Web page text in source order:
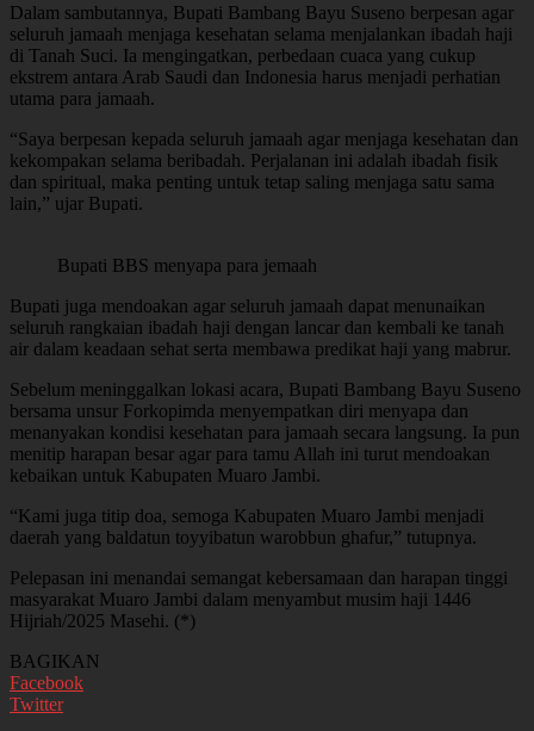
Dalam sambutannya, Bupati Bambang Bayu Suseno berpesan agar
seluruh jamaah menjaga kesehatan selama menjalankan ibadah haji
di Tanah Suci. Ia mengingatkan, perbedaan cuaca yang cukup
ekstrem antara Arab Saudi dan Indonesia harus menjadi perhatian
utama para jamaah.
“Saya berpesan kepada seluruh jamaah agar menjaga kesehatan dan
kekompakan selama beribadah. Perjalanan ini adalah ibadah fisik
dan spiritual, maka penting untuk tetap saling menjaga satu sama
lain,” ujar Bupati.
Bupati BBS menyapa para jemaah
Bupati juga mendoakan agar seluruh jamaah dapat menunaikan
seluruh rangkaian ibadah haji dengan lancar dan kembali ke tanah
air dalam keadaan sehat serta membawa predikat haji yang mabrur.
Sebelum meninggalkan lokasi acara, Bupati Bambang Bayu Suseno
bersama unsur Forkopimda menyempatkan diri menyapa dan
menanyakan kondisi kesehatan para jamaah secara langsung. Ia pun
menitip harapan besar agar para tamu Allah ini turut mendoakan
kebaikan untuk Kabupaten Muaro Jambi.
“Kami juga titip doa, semoga Kabupaten Muaro Jambi menjadi
daerah yang baldatun toyyibatun warobbun ghafur,” tutupnya.
Pelepasan ini menandai semangat kebersamaan dan harapan tinggi
masyarakat Muaro Jambi dalam menyambut musim haji 1446
Hijriah/2025 Masehi. (*)
BAGIKAN
Facebook
Twitter